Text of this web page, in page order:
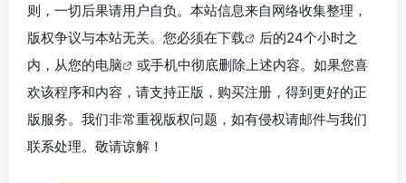
则，一切后果请用户自负。本站信息来自网络收集整理，
版权争议与本站无关。您必须在下载
后的24个小时之
内，从您的电脑
或手机中彻底删除上述内容。如果您喜
欢该程序和内容，请支持正版，购买注册，得到更好的正
版服务。我们非常重视版权问题，如有侵权请邮件与我们
联系处理。敬请谅解！